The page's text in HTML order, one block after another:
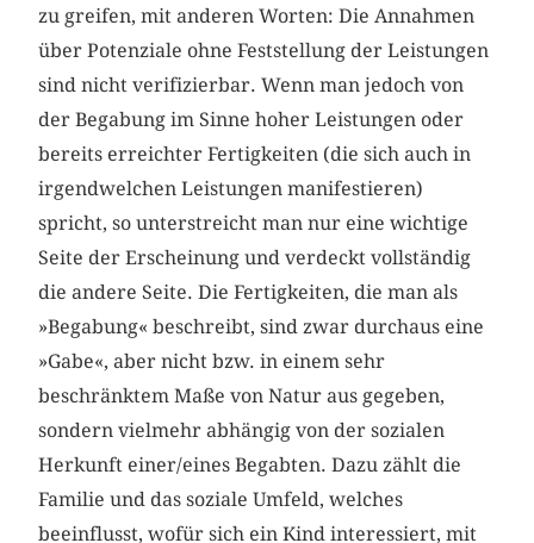
zu greifen, mit anderen Worten: Die Annahmen
über Potenziale ohne Feststellung der Leistungen
sind nicht verifizierbar. Wenn man jedoch von
der Begabung im Sinne hoher Leistungen oder
bereits erreichter Fertigkeiten (die sich auch in
irgendwelchen Leistungen manifestieren)
spricht, so unterstreicht man nur eine wichtige
Seite der Erscheinung und verdeckt vollständig
die andere Seite. Die Fertigkeiten, die man als
»Begabung« beschreibt, sind zwar durchaus eine
»Gabe«, aber nicht bzw. in einem sehr
beschränktem Maße von Natur aus gegeben,
sondern vielmehr abhängig von der sozialen
Herkunft einer/eines Begabten. Dazu zählt die
Familie und das soziale Umfeld, welches
beeinflusst, wofür sich ein Kind interessiert, mit